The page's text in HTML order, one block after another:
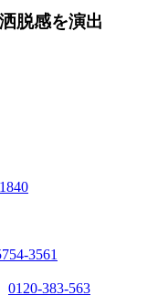
脱感を演出
3561
0120-383-563